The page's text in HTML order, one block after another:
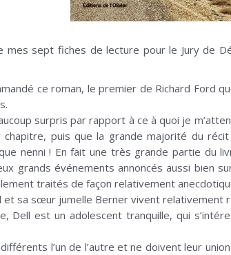
mes sept fiches de lecture pour le Jury de
ce roman, le premier de Richard Ford
surpris par rapport à ce à quoi je
puis que la grande majorité du
nenni ! En fait une très grande partie du
grands événements annoncés aussi bien
traités de façon relativement
et sa sœur jumelle Berner vivent relativement
Dell est un adolescent tranquille, qui
l’un de l’autre et ne doivent leur